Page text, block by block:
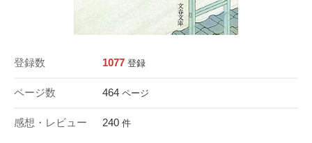
登録数 1077 登録
ページ数 464 ページ
感想・レビュー 240 件